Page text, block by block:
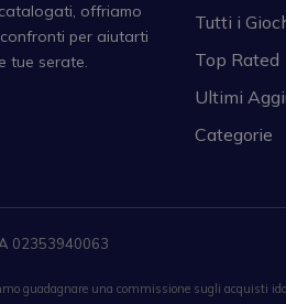
offriamo
per aiutarti
tue serate.
Tutti i
Top Rated
Ultimi
Categorie
02353940063
guadagnare una commissione sugli acquisti